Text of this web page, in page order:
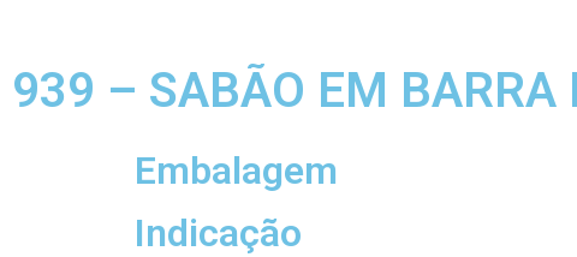
939 – SABÃO EM BARRA
Embalagem
Indicação